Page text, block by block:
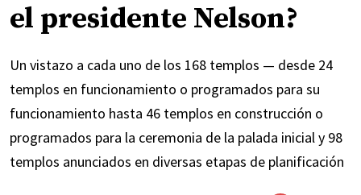
el presidente Nelson?
Un vistazo a cada uno de los 168 templos — desde 24
templos en funcionamiento o programados para su
funcionamiento hasta 46 templos en construcción o
programados para la ceremonia de la palada inicial y 98
templos anunciados en diversas etapas de planificación